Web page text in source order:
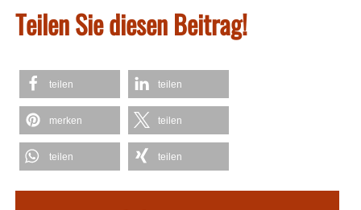
Teilen Sie diesen Beitrag!
teilen teilen
merken teilen
teilen teilen